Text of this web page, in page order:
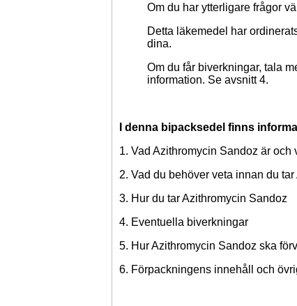
Om du har ytterligare frågor
Detta läkemedel har
dina.
Om du får biverkningar, tala
information. Se avsnitt 4.
I denna bipacksedel finns
1. Vad Azithromycin Sandoz är och
2. Vad du behöver veta innan du
3. Hur du tar Azithromycin Sandoz
4. Eventuella biverkningar
5. Hur Azithromycin Sandoz ska
6. Förpackningens innehåll och